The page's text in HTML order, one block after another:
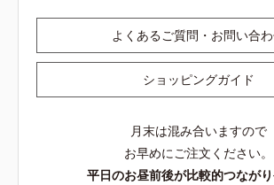
よくあるご質問・お問い合
ショッピングガイド
月末は混み合いますので
お早めにご注文ください。
平日のお昼前後が比較的つなが